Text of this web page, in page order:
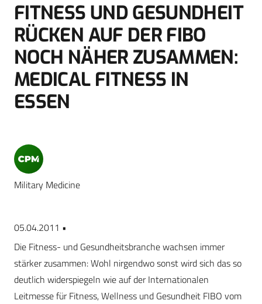
FITNESS UND GESUNDHEIT
RÜCKEN AUF DER FIBO
NOCH NÄHER ZUSAMMEN:
MEDICAL FITNESS IN
ESSEN
Military Medicine
05.04.2011 •
Die Fitness- und Gesundheitsbranche wachsen immer
stärker zusammen: Wohl nirgendwo sonst wird sich das so
deutlich widerspiegeln wie auf der Internationalen
Leitmesse für Fitness, Wellness und Gesundheit FIBO vom